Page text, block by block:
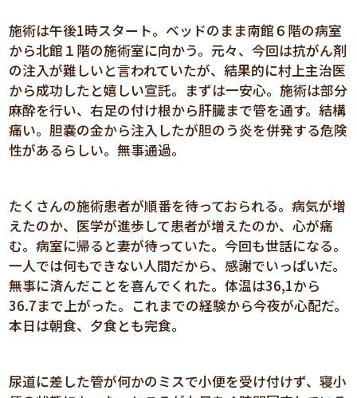
施術は午後1時スタート。ベッドのまま南館６階の病室
から北館１階の施術室に向かう。元々、今回は抗がん剤
の注入が難しいと言われていたが、結果的に村上主治医
から成功したと嬉しい宣託。まずは一安心。施術は部分
麻酔を行い、右足の付け根から肝臓まで管を通す。結構
痛い。胆嚢の金から注入したが胆のう炎を併発する危険
性があるらしい。無事通過。
たくさんの施術患者が順番を待っておられる。病気が増
えたのか、医学が進歩して患者が増えたのか、心が痛
む。病室に帰ると妻が待っていた。今回も世話になる。
一人では何もできない人間だから、感謝でいっぱいだ。
無事に済んだことを喜んでくれた。体温は36,1から
36.7まで上がった。これまでの経験から今夜が心配だ。
本日は朝食、夕食とも完食。
尿道に差した管が何かのミスで小便を受け付けず、寝小